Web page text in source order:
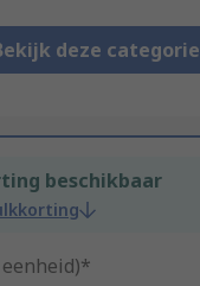
deze categorie
beschikbaar